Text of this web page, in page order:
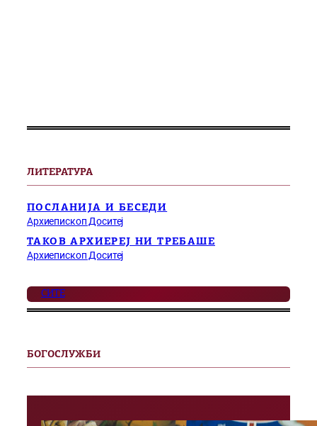
ЛИТЕРАТУРА
ПОСЛАНИЈА И БЕСЕДИ
Архиепископ Доситеј
ТАКОВ АРХИЕРЕЈ НИ ТРЕБАШЕ
Архиепископ Доситеј
СИТЕ
БОГОСЛУЖБИ